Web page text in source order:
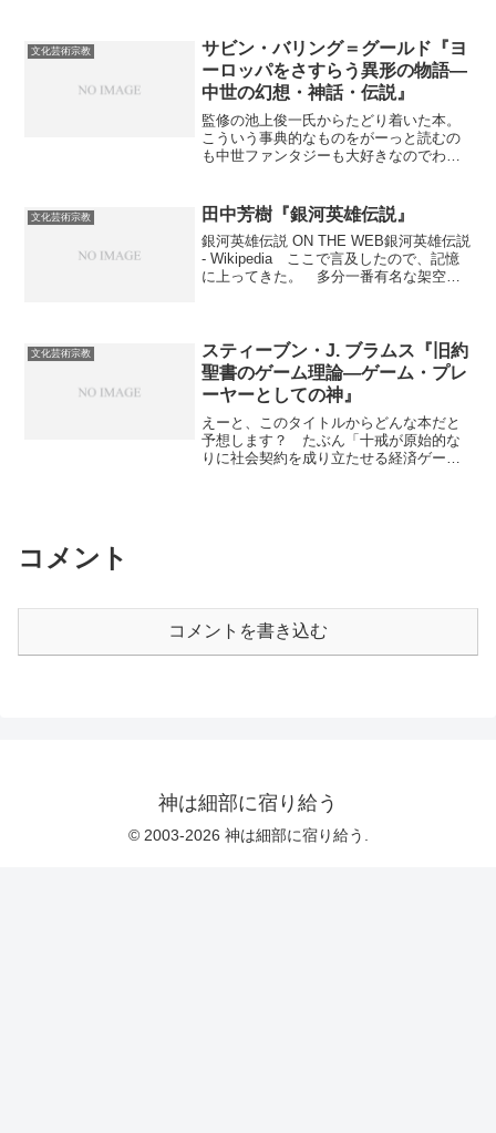
のところでメチャメチャ褒めちぎられて
いたので正月休み用に選んだのだが正
解。ネタバレすると致命的というわけで
はないが、かなり興がそがれると思うの
で検索禁止。 100%味わえるかどうかは
ある箇所で「○ィ○○○○ィじゃねえか！」
とツッコめるかどうかで決まると思う。
これでわかってしまう人は間違いなく本
当たらない。わかった人には絶対おすす
め。 逆にわからなかった人をネタバレ
なしでわかるようにする方法はない。と
はいえ普通に読んでも十分面白いのでや
っぱりおすすめ。おまけ 脳内映像化は
文化芸術宗教
サビン・バリング＝グールド『ヨ
ーロッパをさすらう異形の物語―
中世の幻想・神話・伝説』
監修の池上俊一氏からたどり着いた本。
こういう事典的なものをがーっと読むの
も中世ファンタジーも大好きなのでわり
人 永遠という罰の重みプレスター・ジ
ョン 朗報かそれとも悪い報せか占い棒
（ダウジング） なんでも見つけ出す魔
法の棒エペソスの眠れる七聖人 復活す
る死者ウィリアム・テル 本当はいなか
と女教皇ヨハンナ 悪しき者たちへの恐
怖と期待月のなかの男 いまもそこにい
る理由ヴィーナスの山 戻ってきた者は
ひとりしかいない聖パトリックの煉獄
足を踏み入れた者たちの証言地上の楽
園 それはどこにあるのか聖ゲオルギオ
ス 残酷な拷問とドラゴン退治聖ウルス
文化芸術宗教 田中芳樹『銀河英雄伝説』
銀河英雄伝説 ON THE WEB銀河英雄伝説
- Wikipedia ここで言及したので、記憶
に上ってきた。 多分一番有名な架空歴
が、今考えるといろんな意味で「911もオ
ウムもソ連崩壊も起きてないときの小説
だなあ」と思う。 「話の展開に詰まっ
たらとりあえず原理主義的宗教のテロで
誰か殺しとけ」みたいなことも、今じゃ
逆にできないんじゃないかという気がす
る。おまけ 今（再）アニメ化されたら
文化芸術宗教
スティーブン・J. ブラムス『旧約
聖書のゲーム理論―ゲーム・プレ
ーヤーとしての神』
えーと、このタイトルからどんな本だと
予想します？ たぶん「十戒が原始的な
りに社会契約を成り立たせる経済ゲーム
奇書。一見の価値はあるかも知れない。
参考リンクトンデモの神？人間的神？：
コメント
コメントを書き込む
神は細部に宿り給う
© 2003-2026 神は細部に宿り給う.